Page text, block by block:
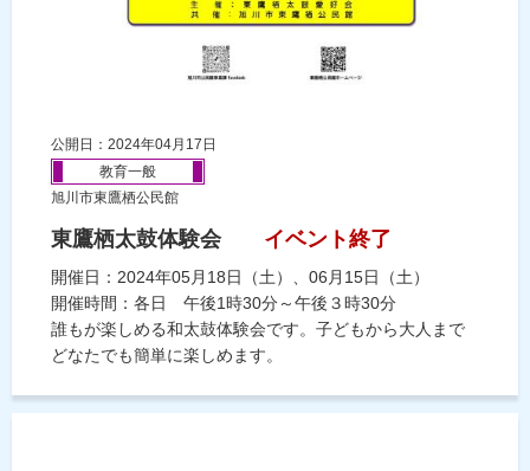
公開日：2024年04月17日
教育一般
旭川市東鷹栖公民館
東鷹栖太鼓体験会 イベント終了
開催日：2024年05月18日（土）、06月15日（土）
開催時間：各日 午後1時30分～午後３時30分
誰もが楽しめる和太鼓体験会です。子どもから大人まで
どなたでも簡単に楽しめます。